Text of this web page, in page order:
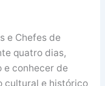
e Chefes de
quatro dias,
e conhecer de
cultural e histórico